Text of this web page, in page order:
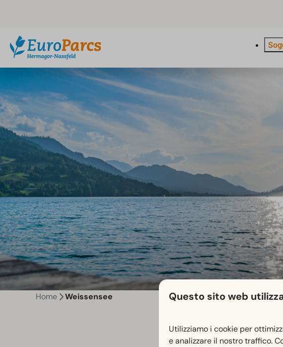
Home Weissensee Questo sito web
Utilizziamo i cookie per
e analizzare il nostro traffico.